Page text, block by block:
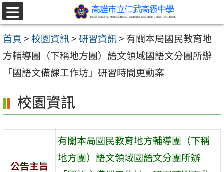
跳至主要內容區
選
單
首頁>校園資訊>研習資訊> 有關本局國民教育地
方輔導團（下稱地方團）語文領域國語文分團所辦
「國語文備課工作坊」研習時間更動案
校園資訊
公告主旨
有關本局國民教育地方輔導團（下稱
地方團）語文領域國語文分團所辦